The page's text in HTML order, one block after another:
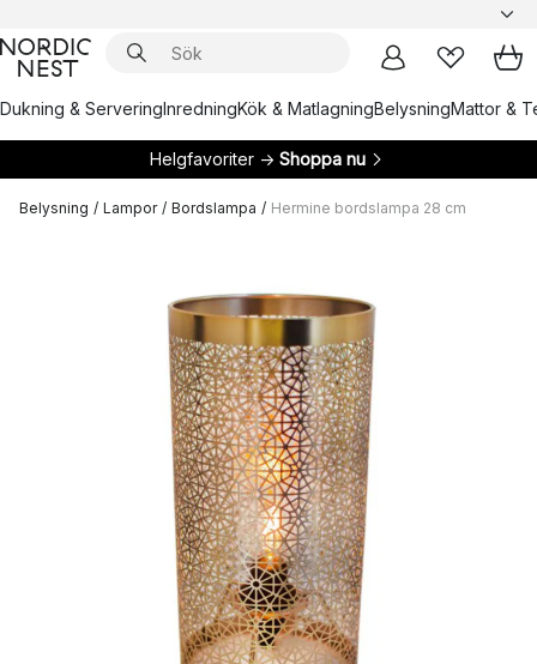
Dukning & ServeringInredningKök & MatlagningBelysningMattor &
Helgfavoriter → Shoppa nu
Belysning / Lampor / Bordslampa / Hermine bordslampa 28 cm